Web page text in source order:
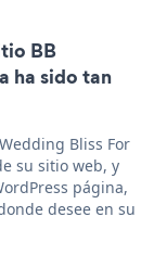
BB
ha sido tan
Bliss For
su sitio web, y
página,
desee en su